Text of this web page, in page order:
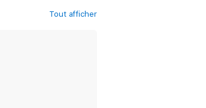
Tout afficher